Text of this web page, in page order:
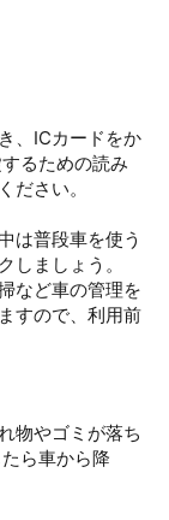
、ICカードをか
るための読み
ださい。
は普段車を使う
しましょう。
など車の管理を
すので、利用前
物やゴミが落ち
ら車から降